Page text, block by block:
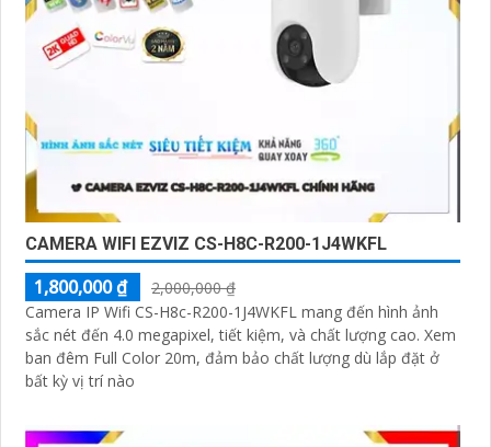
CAMERA WIFI EZVIZ CS-H8C-R200-1J4WKFL
1,800,000 ₫
2,000,000 ₫
Camera IP Wifi CS-H8c-R200-1J4WKFL mang đến hình ảnh
sắc nét đến 4.0 megapixel, tiết kiệm, và chất lượng cao. Xem
ban đêm Full Color 20m, đảm bảo chất lượng dù lắp đặt ở
bất kỳ vị trí nào